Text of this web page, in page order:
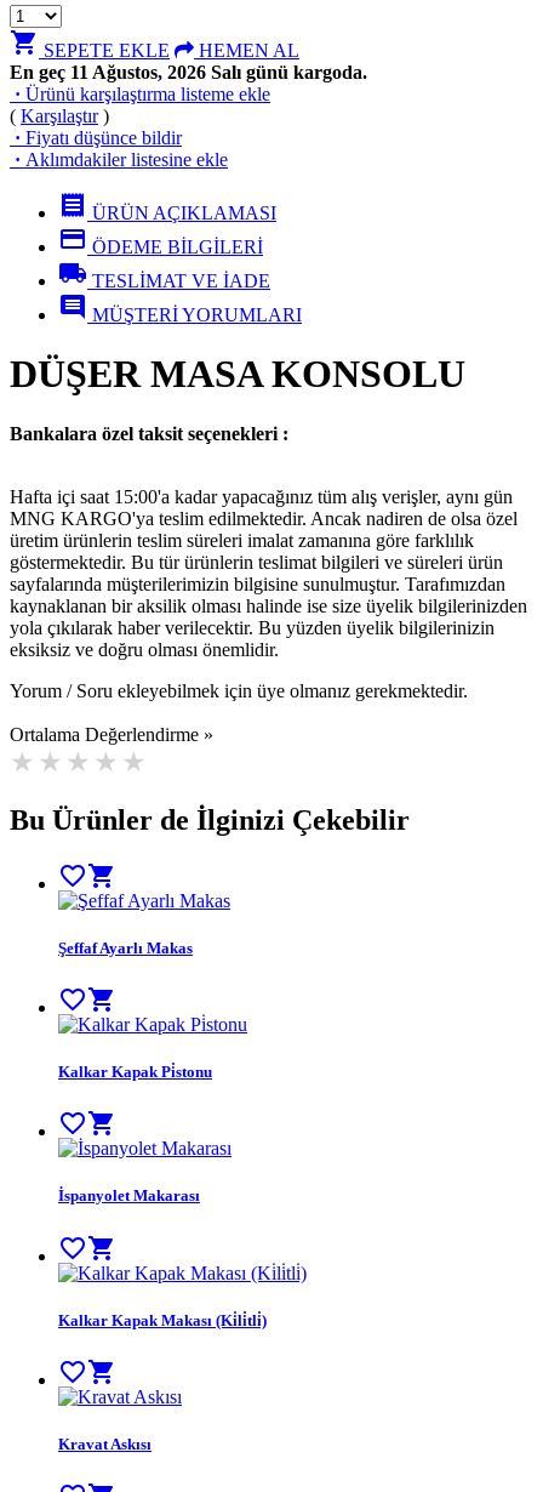
shopping_cart SEPETE EKLE
HEMEN AL
En geç 11 Ağustos, 2026 Salı günü kargoda.
· Ürünü karşılaştırma listeme ekle
( Karşılaştır)
· Fiyatı düşünce bildir
· Aklımdakiler listesine ekle
receipt ÜRÜN AÇIKLAMASI
credit_card ÖDEME BİLGİLERİ
local_shipping TESLİMAT VE İADE
comment MÜŞTERİ YORUMLARI
DÜŞER MASA KONSOLU
Bankalara özel taksit seçenekleri :
Hafta içi saat 15:00'a kadar yapacağınız tüm alış verişler, aynı gün
MNG KARGO'ya teslim edilmektedir. Ancak nadiren de olsa özel
üretim ürünlerin teslim süreleri imalat zamanına göre farklılık
göstermektedir. Bu tür ürünlerin teslimat bilgileri ve süreleri ürün
sayfalarında müşterilerimizin bilgisine sunulmuştur. Tarafımızdan
kaynaklanan bir aksilik olması halinde ise size üyelik bilgilerinizden
yola çıkılarak haber verilecektir. Bu yüzden üyelik bilgilerinizin
eksiksiz ve doğru olması önemlidir.
Yorum / Soru ekleyebilmek için üye olmanız gerekmektedir.
Ortalama Değerlendirme »
Bu Ürünler de İlginizi Çekebilir
favorite_bordershopping_cart
Şeffaf Ayarlı Makas
favorite_bordershopping_cart
Kalkar Kapak Pi̇stonu
favorite_bordershopping_cart
İspanyolet Makarası
favorite_bordershopping_cart
Kalkar Kapak Makası (Ki̇li̇tli̇)
favorite_bordershopping_cart
Kravat Askısı